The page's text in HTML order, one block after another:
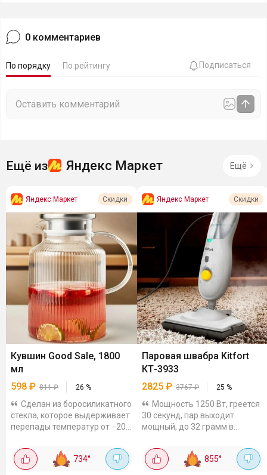
0 комментариев
По порядку По рейтингу Подписаться
Ещё из Яндекс Маркет Ещё
Яндекс Маркет Скидки
Кувшин Good Sale, 1800
мл
598 ₽ 811₽ 26 %
Сделан из боросиликатного
стекла, которое выдерживает
перепады температур от −20
заливать кипяток, ставить в
холодильник и не бояться,
что...
734°
Яндекс Маркет Скидки
Паровая швабра Kitfort
КТ-3933
2825 ₽ 3767₽ 25 %
Мощность 1250 Вт, греется
30 секунд, пар выходит
мощный, до 32 грамм в
литра, по отзывам хватает на
уборку всей квартиры.
Регулятор подачи пара на...
855°